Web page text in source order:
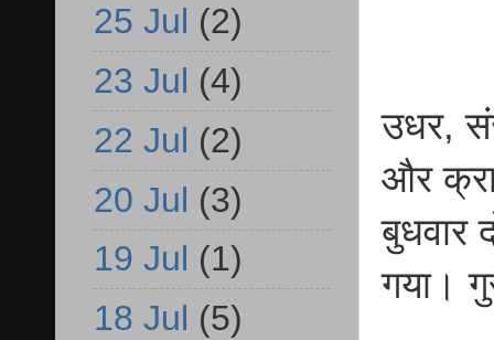
उधर,
और
बुधवार
गया।
25 Jul (2)
23 Jul (4)
22 Jul (2)
20 Jul (3)
19 Jul (1)
18 Jul (5)